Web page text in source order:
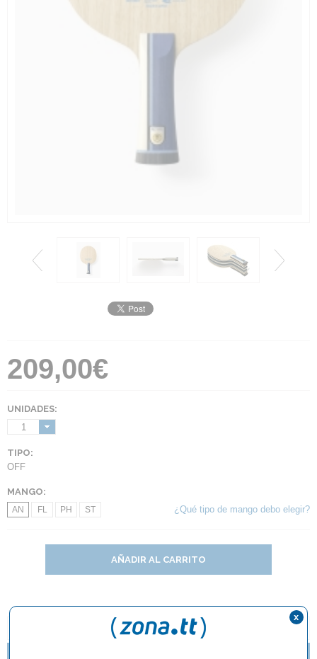
209,00€
UNIDADES:
1
TIPO:
OFF
MANGO:
AN FL PH ST ¿Qué tipo de mango debo elegir?
AÑADIR AL CARRITO
DESCRIPCIÓN Y CARACTERÍSTICAS
x